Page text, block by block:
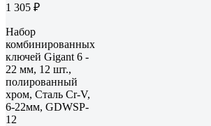
1 305 ₽
Набор
комбинированных
ключей Gigant 6 -
22 мм, 12 шт.,
полированный
хром, Сталь Cr-V,
6-22мм, GDWSP-
12